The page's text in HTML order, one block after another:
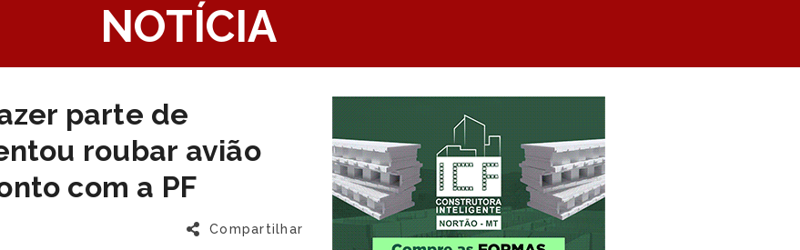
NOTÍCIA
parte de
roubar avião
com a PF
Compartilhar